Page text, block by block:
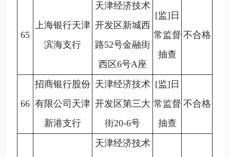
65
上海银行天津
滨海支行
天津经济技术
开发区新城西
路52号金融街
西区6号A座
[监]日
常监督
抽查
不合格
66
招商银行股份
有限公司天津
新港支行
天津经济技术
开发区第三大
街20-6号
[监]日
常监督
抽查
不合格
天津经济技术